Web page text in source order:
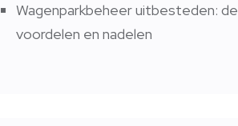
Wagenparkbeheer uitbesteden: de
voordelen en nadelen